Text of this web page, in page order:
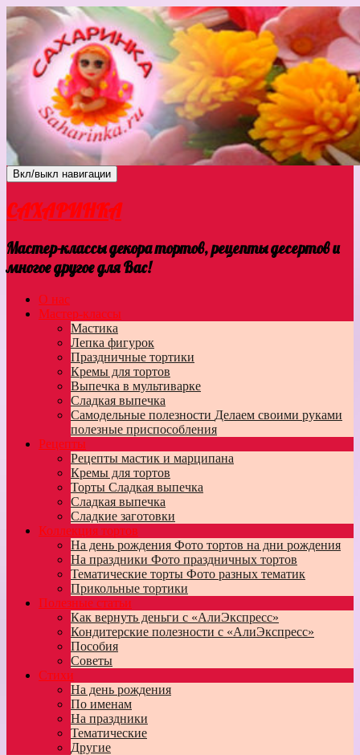
Вкл/выкл навигации
САХАРИНКА
Мастер-классы декора тортов, рецепты десертов и
многое другое для Вас!
О нас
Мастер-классы
Мастика
Лепка фигурок
Праздничные тортики
Кремы для тортов
Выпечка в мультиварке
Сладкая выпечка
Самодельные полезности Делаем своими руками
полезные приспособления
Рецепты
Рецепты мастик и марципана
Кремы для тортов
Торты Сладкая выпечка
Сладкая выпечка
Сладкие заготовки
Коллекция тортов
На день рождения Фото тортов на дни рождения
На праздники Фото праздничных тортов
Тематические торты Фото разных тематик
Прикольные тортики
Полезные статьи
Как вернуть деньги с «АлиЭкспресс»
Кондитерские полезности с «АлиЭкспресс»
Пособия
Советы
Стихи
На день рождения
По именам
На праздники
Тематические
Другие